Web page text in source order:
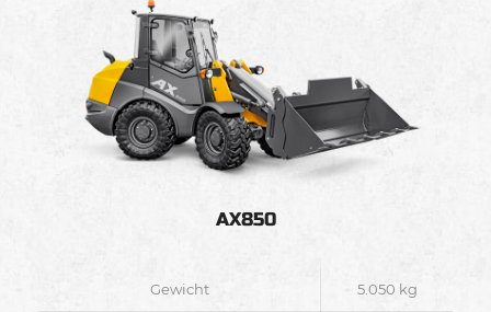
AX850
Gewicht 5.050 kg